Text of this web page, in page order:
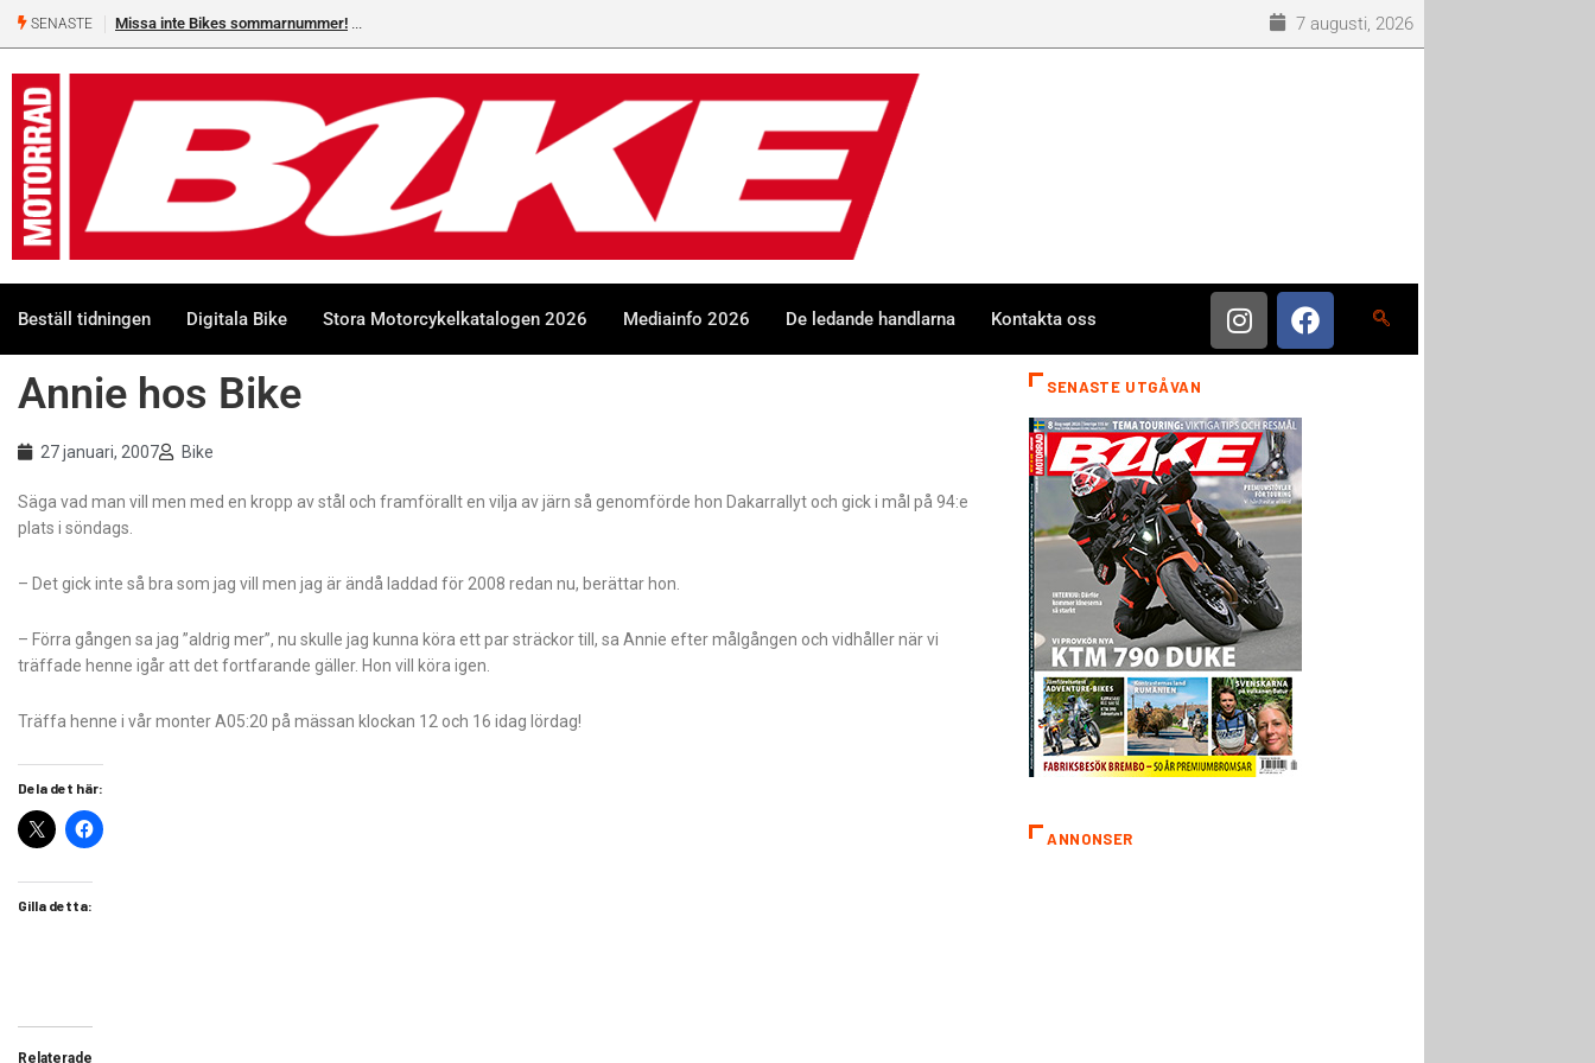
SENASTE Missa inte Bikes sommarnummer! 7 augusti, 2026
Beställ tidningen Digitala Bike Stora Motorcykelkatalogen 2026 Mediainfo 2026 De ledande handlarna Kontakta oss
Annie hos Bike
27 januari, 2007 Bike
Säga vad man vill men med en kropp av stål och framförallt en vilja av järn så genomförde hon Dakarrallyt och gick i mål på 94:e
plats i söndags.
– Det gick inte så bra som jag vill men jag är ändå laddad för 2008 redan nu, berättar hon.
– Förra gången sa jag ”aldrig mer”, nu skulle jag kunna köra ett par sträckor till, sa Annie efter målgången och vidhåller när vi
träffade henne igår att det fortfarande gäller. Hon vill köra igen.
Träffa henne i vår monter A05:20 på mässan klockan 12 och 16 idag lördag!
Dela det här:
Gilla detta:
Relaterade
SENASTE UTGÅVAN
ANNONSER